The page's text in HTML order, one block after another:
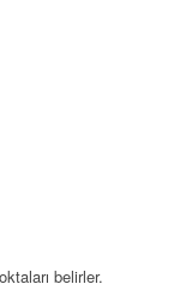
belirler.